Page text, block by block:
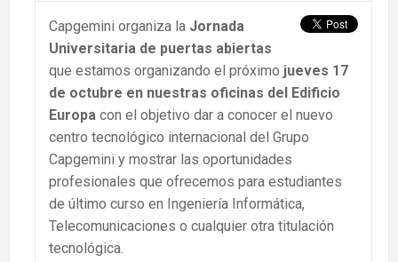
Capgemini organiza la Jornada
Universitaria de puertas abiertas
que estamos organizando el próximo jueves 17
de octubre en nuestras oficinas del Edificio
Europa con el objetivo dar a conocer el nuevo
centro tecnológico internacional del Grupo
Capgemini y mostrar las oportunidades
profesionales que ofrecemos para estudiantes
de último curso en Ingeniería Informática,
Telecomunicaciones o cualquier otra titulación
tecnológica.